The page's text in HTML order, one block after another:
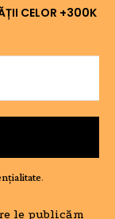
CELOR +300K
.
le publicăm